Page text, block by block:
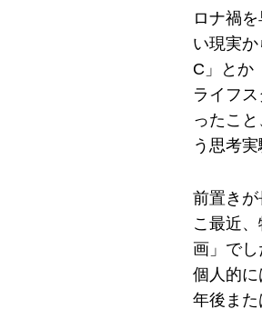
ロナ禍
い現実
C」とか
ライフ
ったこ
う思考
前置き
こ最近
画」でし
個人的
年後ま